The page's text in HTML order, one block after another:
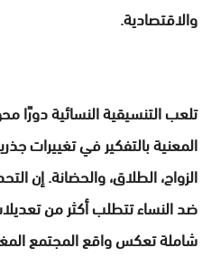
والاقتصادية.
تلعب التنسيقية النسائية دورًا
المعنية بالتفكير في تغييرات
الزواج، الطلاق، والحضانة. إن
ضد النساء تتطلب أكثر من
شاملة تعكس واقع المجتمع